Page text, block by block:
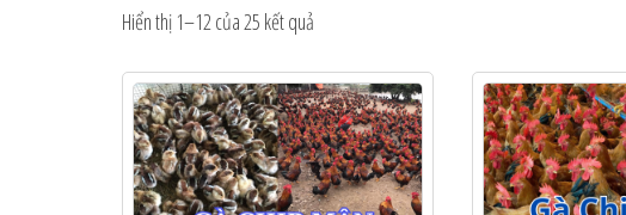
Hiển thị 1–12 của 25 kết quả